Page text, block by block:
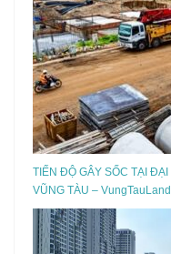
TIẾN ĐỘ GÂY SỐC TẠI
VŨNG TÀU –